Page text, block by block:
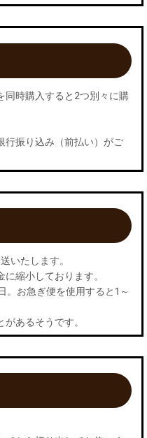
同時購入すると2つ別々に購
行振り込み（前払い）がご
いたします。
縮小しております。
。お急ぎ便を使用すると1～
あるそうです。